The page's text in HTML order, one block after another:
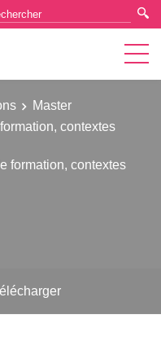
Master
contextes
formation, contextes